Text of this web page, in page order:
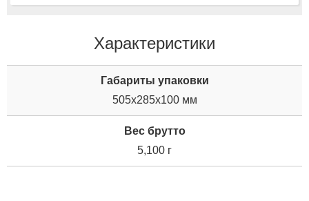
Характеристики
Габариты упаковки
505x285x100 мм
Вес брутто
5,100 г